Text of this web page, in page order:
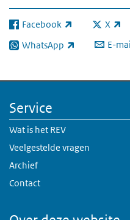
Facebook
(externe link) X
(externe
WhatsApp
(externe link) E-
Service
Wat is het REV
Veelgestelde vragen
Archief
Contact